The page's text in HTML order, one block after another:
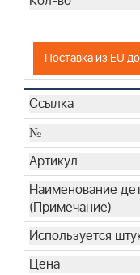
Поставка из EU